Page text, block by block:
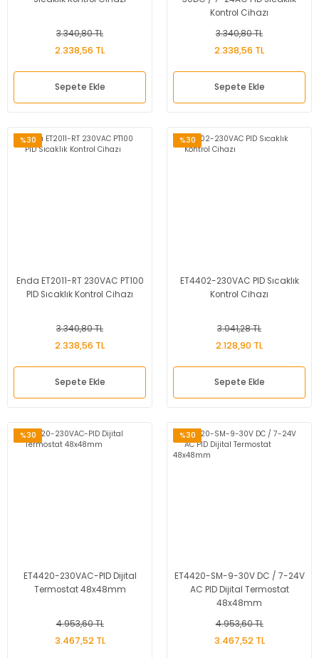
3.340,80 TL
2.338,56 TL
Sepete Ekle
Kontrol Cihazı
3.340,80 TL
2.338,56 TL
Sepete Ekle
%30
Enda ET2011-RT 230VAC PT100
PID Sıcaklık Kontrol Cihazı
3.340,80 TL
2.338,56 TL
Sepete Ekle
%30
ET4402-230VAC PID Sıcaklık
Kontrol Cihazı
3.041,28 TL
2.128,90 TL
Sepete Ekle
%30
ET4420-230VAC-PID Dijital
Termostat 48x48mm
4.953,60 TL
3.467,52 TL
%30
ET4420-SM-9-30V DC / 7-24V
AC PID Dijital Termostat
48x48mm
4.953,60 TL
3.467,52 TL